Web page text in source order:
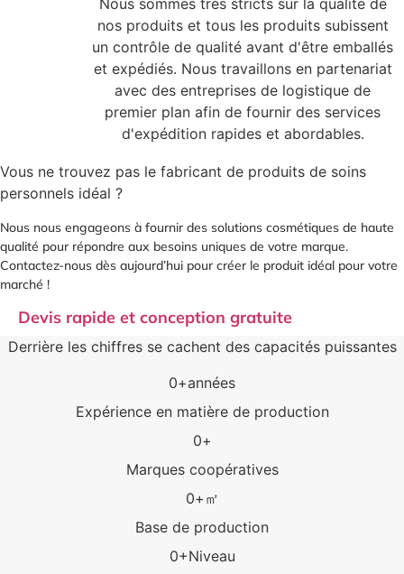
nos produits et tous les produits subissent
un contrôle de qualité avant d'être emballés
et expédiés. Nous travaillons en partenariat
avec des entreprises de logistique de
premier plan afin de fournir des services
d'expédition rapides et abordables.
Vous ne trouvez pas le fabricant de produits de soins
personnels idéal ?
Nous nous engageons à fournir des solutions cosmétiques de haute
qualité pour répondre aux besoins uniques de votre marque.
Contactez-nous dès aujourd’hui pour créer le produit idéal pour votre
marché !
Devis rapide et conception gratuite
Derrière les chiffres se cachent des capacités puissantes
Expérience en matière de production
0+années
Marques coopératives
0+
Base de production
0+㎡
0+Niveau